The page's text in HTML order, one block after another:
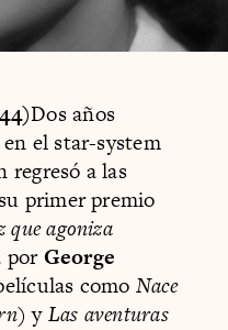
Dos años
el star-system
regresó a las
primer premio
que agoniza
porGeorge
como Nace
) yLas aventuras